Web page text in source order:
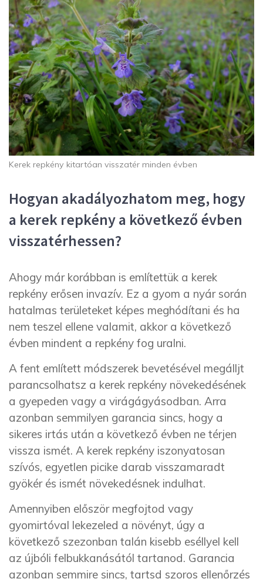
Kerek repkény kitartóan visszatér minden évben
Hogyan akadályozhatom meg, hogy
a kerek repkény a következő évben
visszatérhessen?
Ahogy már korábban is említettük a kerek
repkény erősen invazív. Ez a gyom a nyár során
hatalmas területeket képes meghódítani és ha
nem teszel ellene valamit, akkor a következő
évben mindent a repkény fog uralni.
A fent említett módszerek bevetésével megálljt
parancsolhatsz a kerek repkény növekedésének
a gyepeden vagy a virágágyásodban. Arra
azonban semmilyen garancia sincs, hogy a
sikeres irtás után a következő évben ne térjen
vissza ismét. A kerek repkény iszonyatosan
szívós, egyetlen picike darab visszamaradt
gyökér és ismét növekedésnek indulhat.
Amennyiben először megfojtod vagy
gyomirtóval lekezeled a növényt, úgy a
következő szezonban talán kisebb eséllyel kell
az újbóli felbukkanásától tartanod. Garancia
azonban semmire sincs, tartsd szoros ellenőrzés